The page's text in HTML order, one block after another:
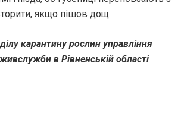
якщо пішов дощ.
карантину рослин управління
в Рівненській області